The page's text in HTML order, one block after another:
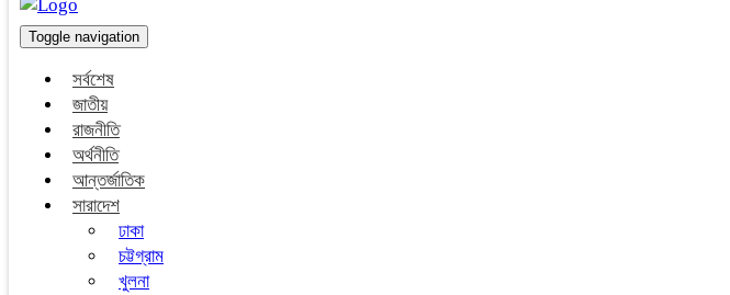
Toggle navigation
সর্বশেষ
জাতীয়
রাজনীতি
অর্থনীতি
আন্তর্জাতিক
সারাদেশ
ঢাকা
চট্টগ্রাম
খুলনা